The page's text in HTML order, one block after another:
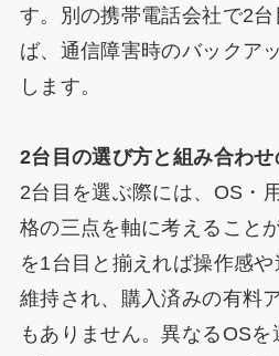
す。別の携帯電話会社で2
ば、通信障害時のバックア
します。
2台目の選び方と組み合わ
2台目を選ぶ際には、OS・
格の三点を軸に考えること
を1台目と揃えれば操作感
維持され、購入済みの有料
もありません。異なるOS